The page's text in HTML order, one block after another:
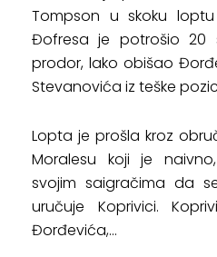
Tompson u skoku
Đofresa je potrošio 20
prodor, lako obišao
Stevanovića iz teške
Lopta je prošla kroz
Moralesu koji je
svojim saigračima da
uručuje Koprivici.
Đorđevića,…